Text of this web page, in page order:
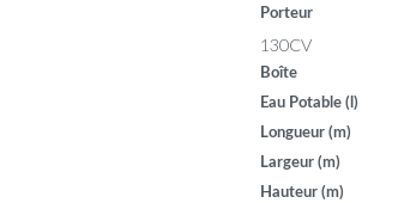
Porteur
130CV
Boîte
Eau Potable (l)
Longueur (m)
Largeur (m)
Hauteur (m)